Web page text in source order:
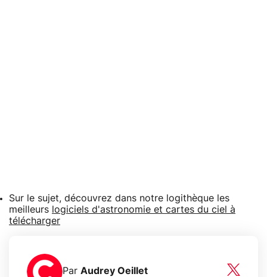
Sur le sujet, découvrez dans notre logithèque les
meilleurs logiciels d'astronomie et cartes du ciel à
télécharger
Par Audrey Oeillet